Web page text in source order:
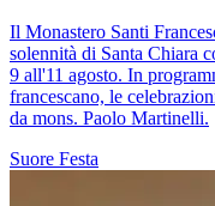
Il Monastero Santi
solennità di Santa Chiara
9 all'11 agosto. In
francescano, le
da mons. Paolo Martinelli.
Suore Festa